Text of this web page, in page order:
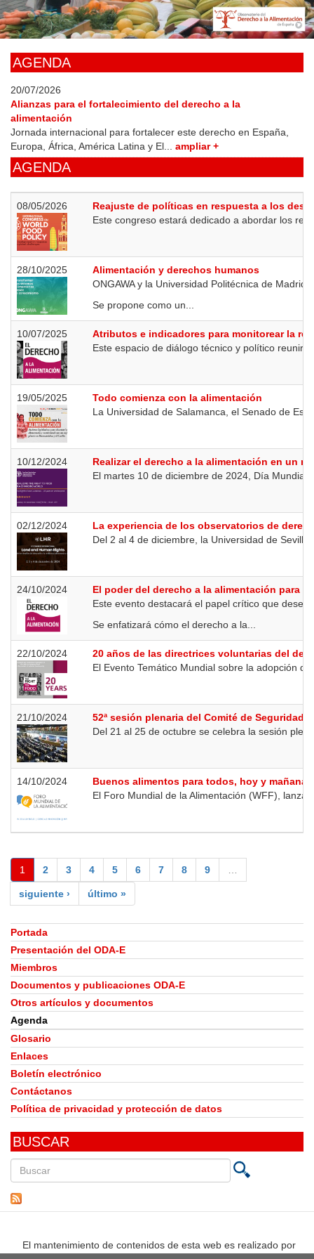
Skip
to
main
AGENDA
20/07/2026
Alianzas para el fortalecimiento del derecho a la
alimentación
Jornada internacional para fortalecer este derecho en España,
Europa, África, América Latina y El... ampliar +
AGENDA
08/05/2026
Reajuste de políticas en respuesta a los
Este congreso estará dedicado a abordar los
28/10/2025
Alimentación y derechos humanos
ONGAWA y la Universidad Politécnica de
Se propone como un...
10/07/2025
Atributos e indicadores para monitorear la
Este espacio de diálogo técnico y político
19/05/2025
Todo comienza con la alimentación
La Universidad de Salamanca, el Senado de
10/12/2024
Realizar el derecho a la alimentación en un
El martes 10 de diciembre de 2024, Día
02/12/2024
La experiencia de los observatorios de
Del 2 al 4 de diciembre, la Universidad de
24/10/2024
El poder del derecho a la alimentación para
Este evento destacará el papel crítico que
Se enfatizará cómo el derecho a la...
22/10/2024
20 años de las directrices voluntarias del
El Evento Temático Mundial sobre la adopción
21/10/2024
52ª sesión plenaria del Comité de Seguridad
Del 21 al 25 de octubre se celebra la sesión
14/10/2024
Buenos alimentos para todos, hoy y mañana
El Foro Mundial de la Alimentación (WFF),
1 2 3 4 5 6 7 8 9 …
siguiente › último »
Portada
Presentación del ODA-E
Miembros
Documentos y publicaciones ODA-E
Otros artículos y documentos
Agenda
Glosario
Enlaces
Boletín electrónico
Contáctanos
Política de privacidad y protección de datos
BUSCAR
en
El mantenimiento de contenidos de esta web es realizado por